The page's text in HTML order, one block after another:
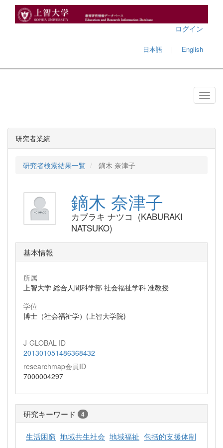
ログイン
日本語 ｜ English
研究者業績
研究者検索結果一覧 鏑木 奈津子
鏑木 奈津子
カブラキ ナツコ (KABURAKI
NATSUKO)
基本情報
所属
上智大学 総合人間科学部 社会福祉学科 准教授
学位
博士（社会福祉学）(上智大学院)
J-GLOBAL ID
201301051486368432
researchmap会員ID
7000004297
研究キーワード 4
生活困窮 地域共生社会 地域福祉 包括的支援体制